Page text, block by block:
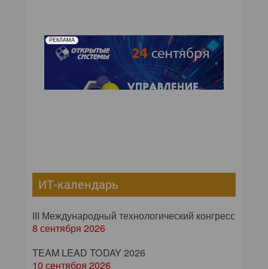
РЕКЛАМА
ИТ-календарь
III Международный технологический конгресс
8 сентября 2026
TEAM LEAD TODAY 2026
10 сентября 2026